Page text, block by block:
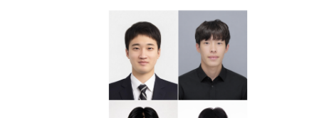
생태계를 더욱 공고히 하고, 학생들이 혁신 창업가로 성장할 수
있도록 체계적이고 아낌없는 지원을 이어가겠다 고 전했다.
8개 팀 64명이 선발됐다. 참가자들은 지난 3월 24일부터 6월
6일까지 약 10주간 프로젝트를 수행했으며, 6월 6일
서울글로벌센터 국제회의실에서 열린 성과공유회 및
수료식에서 최종 결과를 발표했다.HUFSPORT팀은 수출
경험이 없는 국내 중소기업 3개사를 대상으로 수출 인프라
구축, 해외 바이어 발굴, 화상 미팅 등 해외영업 전 과정을 직접